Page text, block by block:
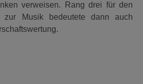
verweisen. Rang drei für den
zur Musik bedeutete dann auch